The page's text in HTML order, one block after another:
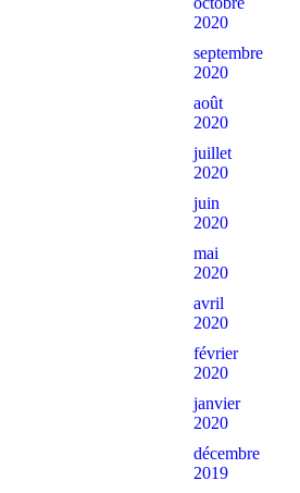
2020
septembre
2020
août
2020
juillet
2020
juin
2020
mai
2020
avril
2020
février
2020
janvier
2020
décembre
2019